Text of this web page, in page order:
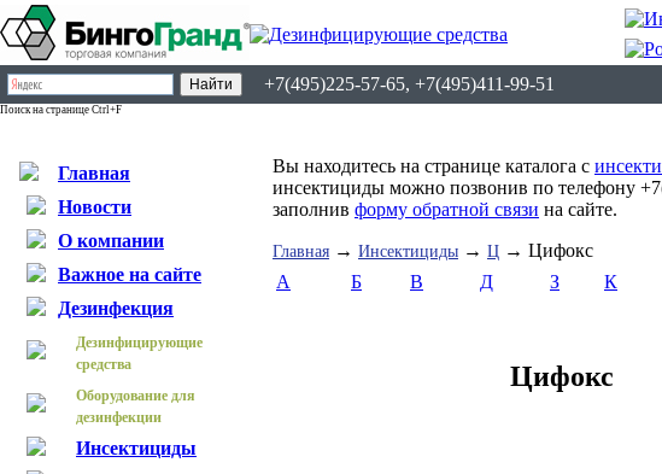
+7(495)225-57-65, +7(495)411-99-51
Поиск на странице Ctrl+F
Главная
Новости
О компании
Важное на сайте
Дезинфекция
Дезинфицирующие
средства
Оборудование для
дезинфекции
Инсектициды
Вы находитесь на странице каталога с
инсектициды можно позвонив по телефону
заполнив форму обратной связи на сайте.
Главная → Инсектициды → Ц → Цифокс
А
Б В Д З К
Цифокс